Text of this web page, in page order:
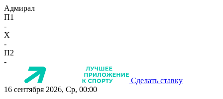
Адмирал
П1
-
X
-
П2
-
Сделать ставку
16 сентября 2026, Ср, 00:00